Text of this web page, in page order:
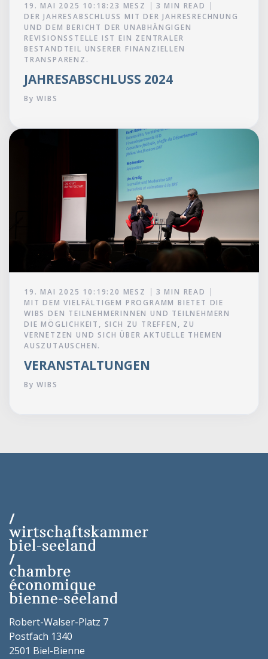
19. MAI 2025 10:18:23 MESZ
3 MIN READ
DER JAHRESABSCHLUSS MIT DER JAHRESRECHNUNG
UND DEM BERICHT DER UNABHÄNGIGEN
REVISIONSSTELLE IST EIN ZENTRALER
BESTANDTEIL UNSERER FINANZIELLEN
TRANSPARENZ.
JAHRES­ABSCHLUSS 2024
ByWIBS
19. MAI 2025 10:19:20 MESZ
3 MIN READ
MIT DEM VIELFÄLTIGEM PROGRAMM BIETET DIE
WIBS DEN TEILNEHMERINNEN UND TEILNEHMERN
DIE MÖGLICHKEIT, SICH ZU TREFFEN, ZU
VERNETZEN UND SICH ÜBER AKTUELLE THEMEN
AUSZUTAUSCHEN.
VERANSTALTUNGEN
ByWIBS
Robert-Walser-Platz 7
Postfach 1340
2501 Biel-Bienne